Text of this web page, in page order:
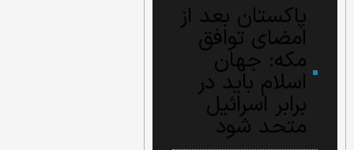
پاکستان بعد از
امضای توافق
مکه: جهان
اسلام باید در
برابر اسرائیل
متحد شود